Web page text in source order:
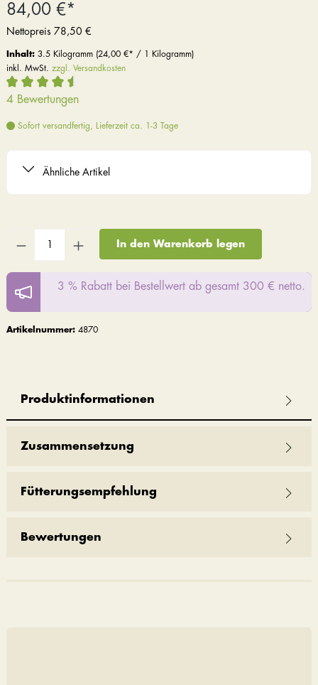
84,00 €*
Nettopreis 78,50 €
Inhalt: 3.5 Kilogramm (24,00 €* / 1 Kilogramm)
inkl. MwSt. zzgl. Versandkosten
4 Bewertungen
Sofort versandfertig, Lieferzeit ca. 1-3 Tage
Ähnliche Artikel
In den Warenkorb legen
3 % Rabatt bei Bestellwert ab gesamt 300 € netto.
Artikelnummer: 4870
Produktinformationen
Zusammensetzung
Fütterungsempfehlung
Bewertungen